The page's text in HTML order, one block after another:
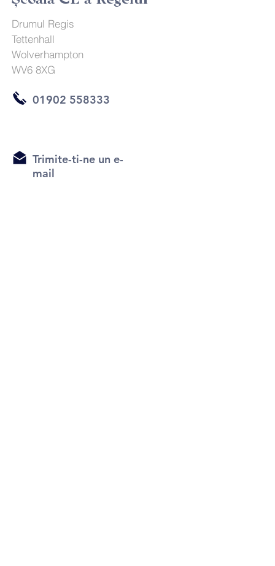
Drumul Regis
Tettenhall
Wolverhampton
WV6 8XG
01902 558333
Trimite-ti-ne un e-
mail